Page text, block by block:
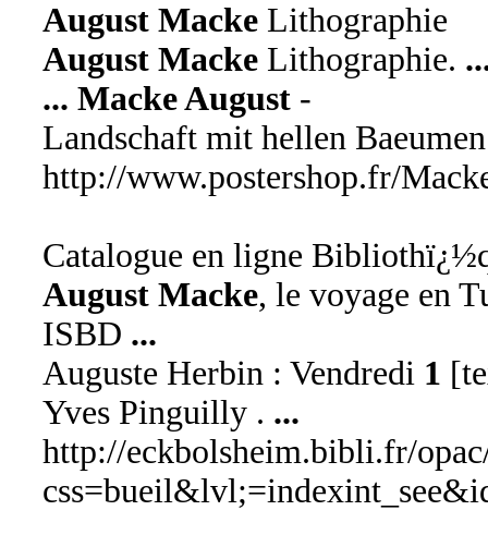
August MackeLithographie
August MackeLithographie.
... Macke August-
Landschaft mit hellen
http://www.postershop.fr/
Catalogue en ligne
August Macke, le voyage en
ISBD ...
Auguste Herbin : Vendredi 1
Yves Pinguilly . ...
http://eckbolsheim.bibli.fr/